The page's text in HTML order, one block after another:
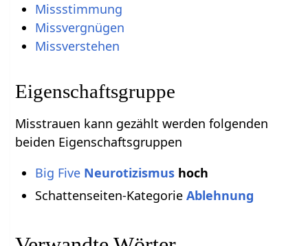
Missstimmung
Missvergnügen
Missverstehen
Eigenschaftsgruppe
Misstrauen kann gezählt werden folgenden
beiden Eigenschaftsgruppen
Big Five Neurotizismushoch
Schattenseiten-Kategorie Ablehnung